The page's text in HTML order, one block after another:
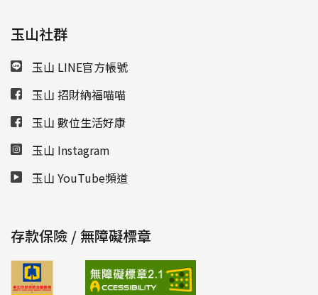
玉山社群
玉山 LINE官方帳號
玉山 招財納福喵喵
玉山 數位生活好康
玉山 Instagram
玉山 YouTube頻道
存款保險 / 無障礙標章